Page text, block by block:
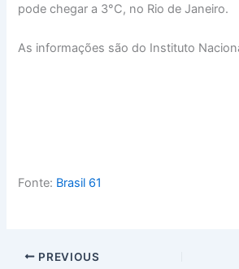
pode chegar a 3°C, no Rio de Janeiro.
As informações são do Instituto
Fonte: Brasil 61
PREVIOUS